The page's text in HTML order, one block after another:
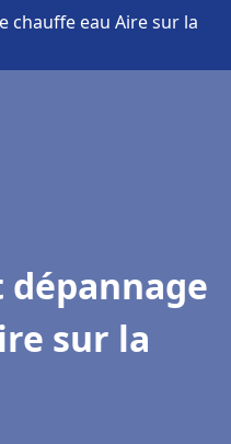
chauffe eau Aire sur la
sur la